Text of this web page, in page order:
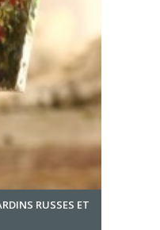
RUSSES ET